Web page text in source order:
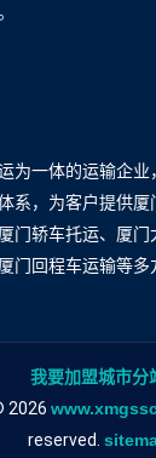
为一体的运输企
系，为客户提供
门轿车托运、厦
门回程车运输等多
我要加盟城市分
2026
reserved.